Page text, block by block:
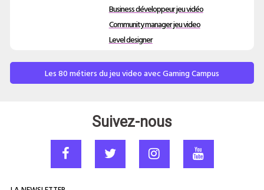
Business développeur jeu vidéo
Community manager jeu video
Level designer
Les 80 métiers du jeu video avec Gaming Campus
Suivez-nous